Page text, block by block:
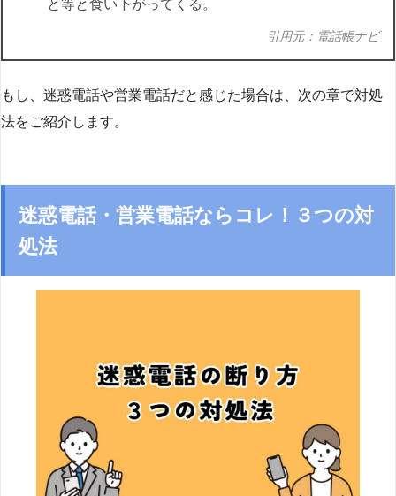
と等と食い下がってくる。
引用元：電話帳ナビ
もし、迷惑電話や営業電話だと感じた場合は、次の章で対処
法をご紹介します。
迷惑電話・営業電話ならコレ！３つの対
処法